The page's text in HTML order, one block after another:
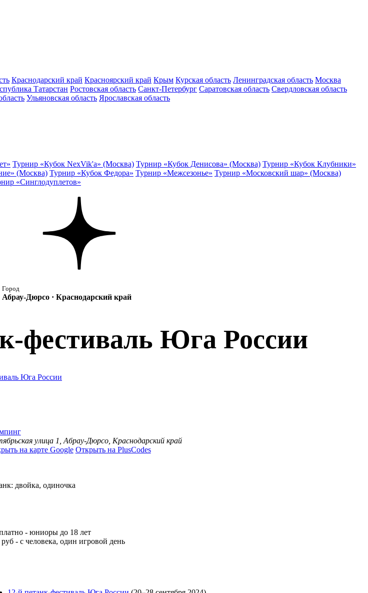
Краснодарский край Красноярский край Крым Курская область Ленинградская область Москва
Татарстан Ростовская область Санкт-Петербург Саратовская область Свердловская область
Ульяновская область Ярославская область
Турнир «Кубок NexVik'a» (Москва) Турнир «Кубок Денисова» (Москва) Турнир «Кубок Клубники»
(Москва) Турнир «Кубок Федора» Турнир «Межсезонье» Турнир «Московский шар» (Москва)
«Синглодуплетов»
Город
Абрау-Дюрсо · Краснодарский край
фестиваль Юга России
Юга России
улица 1, Абрау-Дюрсо, Краснодарский край
на карте Google Открыть на PlusCodes
двойка, одиночка
- юниоры до 18 лет
руб- с человека, один игровой день